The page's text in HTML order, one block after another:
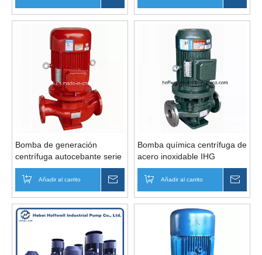
Bomba de generación
centrífuga autocebante serie
IRG
Añadir al carrito Preguntar
Bomba química centrífuga de
acero inoxidable IHG
Añadir al carrito